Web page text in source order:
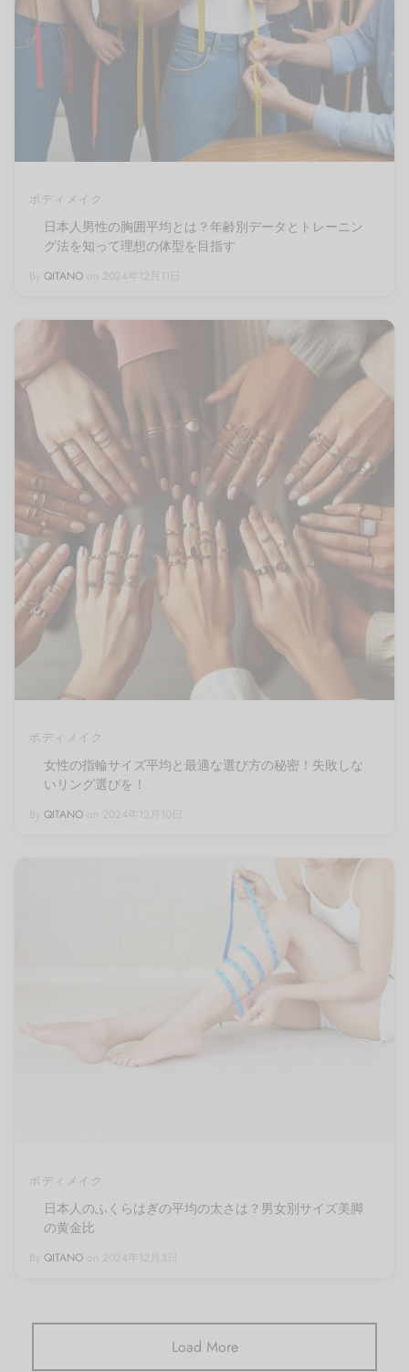
ボディメイク
日本人男性の胸囲平均とは？年齢別データとトレーニン
グ法を知って理想の体型を目指す
QITANO
ボディメイク
女性の指輪サイズ平均と最適な選び方の秘密！失敗しな
いリング選びを！
QITANO
ボディメイク
日本人のふくらはぎの平均の太さは？男女別サイズ美脚
の黄金比
QITANO
Load More